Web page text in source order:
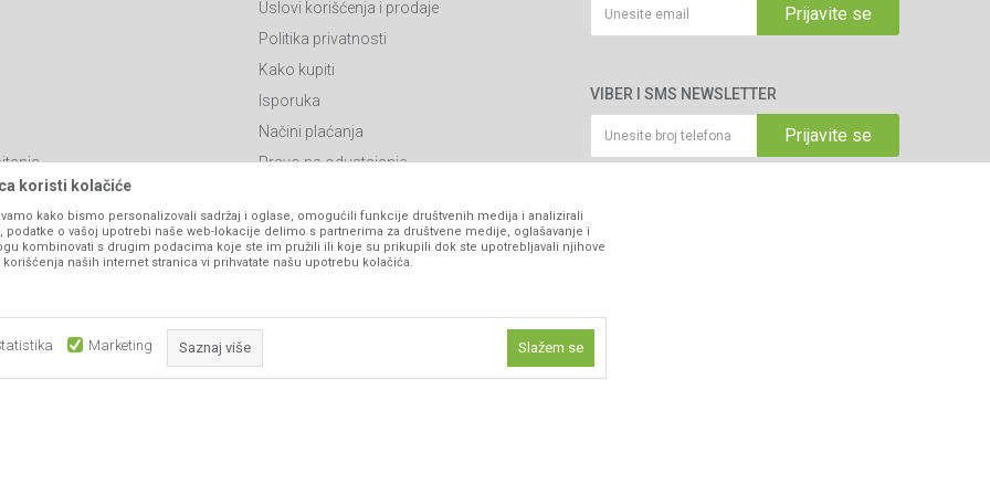
Uslovi korišćenja i prodaje
Politika privatnosti
Kako kupiti
Isporuka
Načini plaćanja
Pravo na odustajanje
Povraćaj sredstava
Zamjena artikala
Prijavite se
VIBER I SMS NEWSLETTER
Prijavite se
koristi kolačiće
kako bismo personalizovali sadržaj i oglase, omogućili funkcije društvenih medija i analizirali
podatke o vašoj upotrebi naše web-lokacije delimo s partnerima za društvene medije, oglašavanje i
kombinovati s drugim podacima koje ste im pružili ili koje su prikupili dok ste upotrebljavali njihove
korišćenja naših internet stranica vi prihvatate našu upotrebu kolačića.
Marketing Saznaj više Slažem se